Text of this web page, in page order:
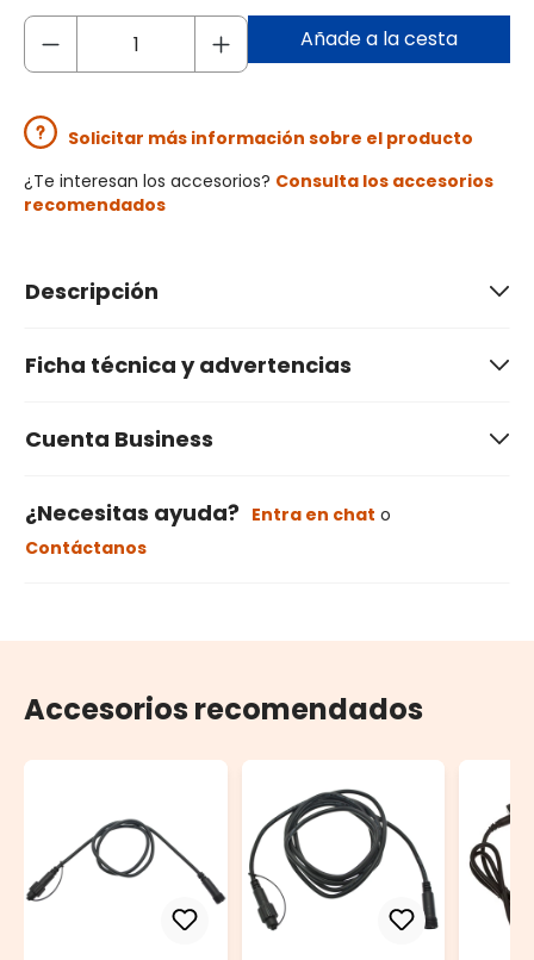
Añade a la cesta
Solicitar más información sobre el producto
¿Te interesan los accesorios? Consulta los accesorios
recomendados
Descripción
Ficha técnica y advertencias
Cuenta Business
¿Necesitas ayuda? Entra en chat o
Contáctanos
Accesorios recomendados